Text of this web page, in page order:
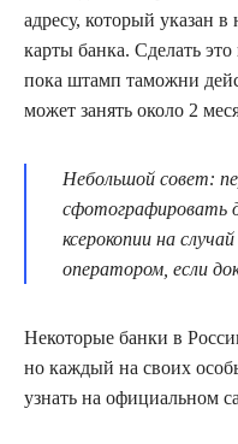
адресу, который указан
карты банка. Сделать
пока штамп таможни
может занять около 2
Небольшой совет:
сфотографировать
ксерокопии на
оператором, если
Некоторые банки в
но каждый на своих
узнать на официальном